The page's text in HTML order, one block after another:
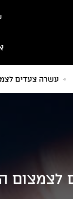
» עשרה צעדים
לצמצום